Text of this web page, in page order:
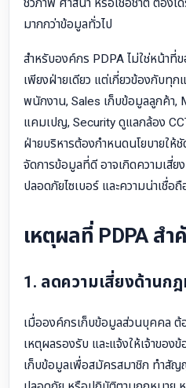
ชีวภาพ ศาสนา หรือเชื้อชาติ ต้องไ
มากกว่าข้อมูลทั่วไป
สำหรับองค์กร PDPA ไม่ใช่หน้าที่
เพียงฝ่ายเดียว แต่เกี่ยวข้องกับทุ
พนักงาน, Sales เก็บข้อมูลลูกค้า,
แคมเปญ, Security ดูแลกล้อง
ฝ่ายบริหารต้องกำหนดนโยบายให้
จัดการข้อมูลที่ดี อาจเกิดความเสี่ย
ปลอดภัยไซเบอร์ และความน่าเชื่อ
เหตุผลที่ PDPA ส
1. ลดความเสี่ยงด้านก
เมื่อองค์กรเก็บข้อมูลส่วนบุคคล ต้
เหตุผลรองรับ และแจ้งให้เจ้าของ
เก็บข้อมูลเพื่อสมัครสมาชิก ทำสัญ